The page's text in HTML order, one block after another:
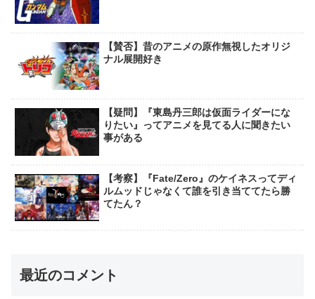
【賛否】昔のアニメの原作無視したオリジ
ナル展開好き
【疑問】『東島丹三郎は仮面ライダーにな
りたい』ってアニメを見てる人に聞きたい
事がある
【考察】『Fate/Zero』のケイネスってディ
ルムッドじゃなくて誰を引き当ててたら勝
てたん？
最近のコメント